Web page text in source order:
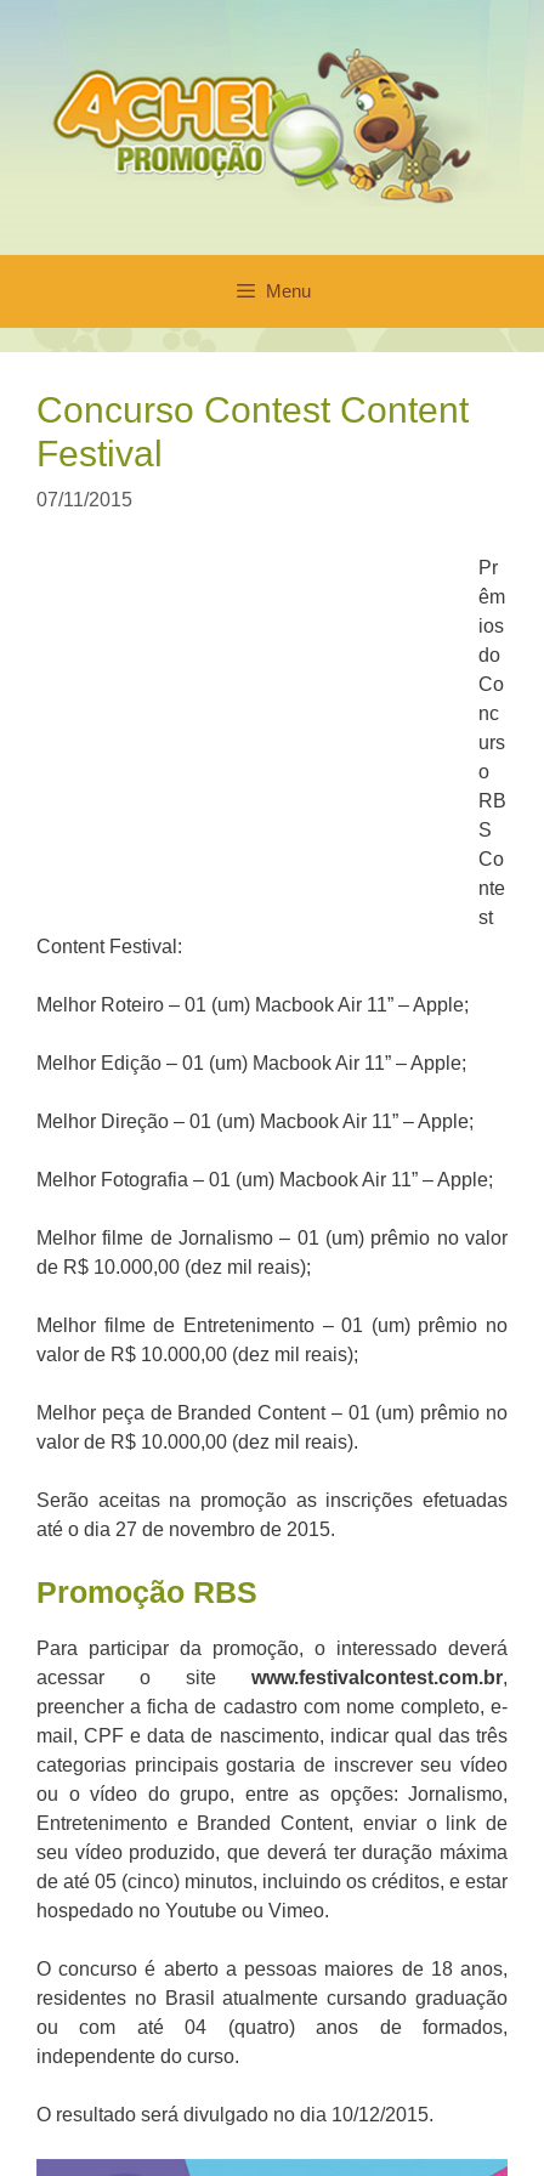
conteúdo
Menu
Concurso Contest Content
Festival
07/11/2015
Pr
êm
ios
do
Co
nc
urs
o
RB
S
Co
nte
st
Content Festival:
Melhor Roteiro – 01 (um) Macbook Air 11” – Apple;
Melhor Edição – 01 (um) Macbook Air 11” – Apple;
Melhor Direção – 01 (um) Macbook Air 11” – Apple;
Melhor Fotografia – 01 (um) Macbook Air 11” – Apple;
Melhor filme de Jornalismo – 01 (um) prêmio no valor
de R$ 10.000,00 (dez mil reais);
Melhor filme de Entretenimento – 01 (um) prêmio no
valor de R$ 10.000,00 (dez mil reais);
Melhor peça de Branded Content – 01 (um) prêmio no
valor de R$ 10.000,00 (dez mil reais).
Serão aceitas na promoção as inscrições efetuadas
até o dia 27 de novembro de 2015.
Promoção RBS
Para participar da promoção, o interessado deverá
acessar o site www.festivalcontest.com.br,
preencher a ficha de cadastro com nome completo, e-
mail, CPF e data de nascimento, indicar qual das três
categorias principais gostaria de inscrever seu vídeo
ou o vídeo do grupo, entre as opções: Jornalismo,
Entretenimento e Branded Content, enviar o link de
seu vídeo produzido, que deverá ter duração máxima
de até 05 (cinco) minutos, incluindo os créditos, e estar
hospedado no Youtube ou Vimeo.
O concurso é aberto a pessoas maiores de 18 anos,
residentes no Brasil atualmente cursando graduação
ou com até 04 (quatro) anos de formados,
independente do curso.
O resultado será divulgado no dia 10/12/2015.